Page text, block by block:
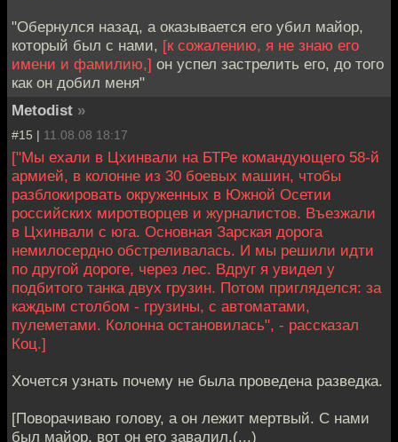
"Обернулся назад, а оказывается его убил майор,
который был с нами, [к сожалению, я не знаю его
имени и фамилию,] он успел застрелить его, до того
как он добил меня"
Metodist »
#15 | 11.08.08 18:17
["Мы ехали в Цхинвали на БТРе командующего 58-й
армией, в колонне из 30 боевых машин, чтобы
разблокировать окруженных в Южной Осетии
российских миротворцев и журналистов. Въезжали
в Цхинвали с юга. Основная Зарская дорога
немилосердно обстреливалась. И мы решили идти
по другой дороге, через лес. Вдруг я увидел у
подбитого танка двух грузин. Потом пригляделся: за
каждым столбом - грузины, с автоматами,
пулеметами. Колонна остановилась", - рассказал
Коц.]
Хочется узнать почему не была проведена разведка.
[Поворачиваю голову, а он лежит мертвый. С нами
был майор, вот он его завалил.(...)